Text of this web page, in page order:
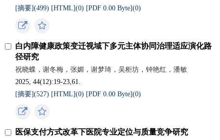
[摘要](499) [HTML](0) [PDF 0.00 Byte](0)
白内障健康政策变迁视域下多元主体协同治理适应演化路
径研究
祝晓蝶，谢冬梅，张媚，谢梦琦，吴柜坊，钟艳红，潘敏
2025, 44(12):19-23,61.
[摘要](527) [HTML](0) [PDF 0.00 Byte](0)
医保支付方式改革下医院专业定位与质量竞争研究